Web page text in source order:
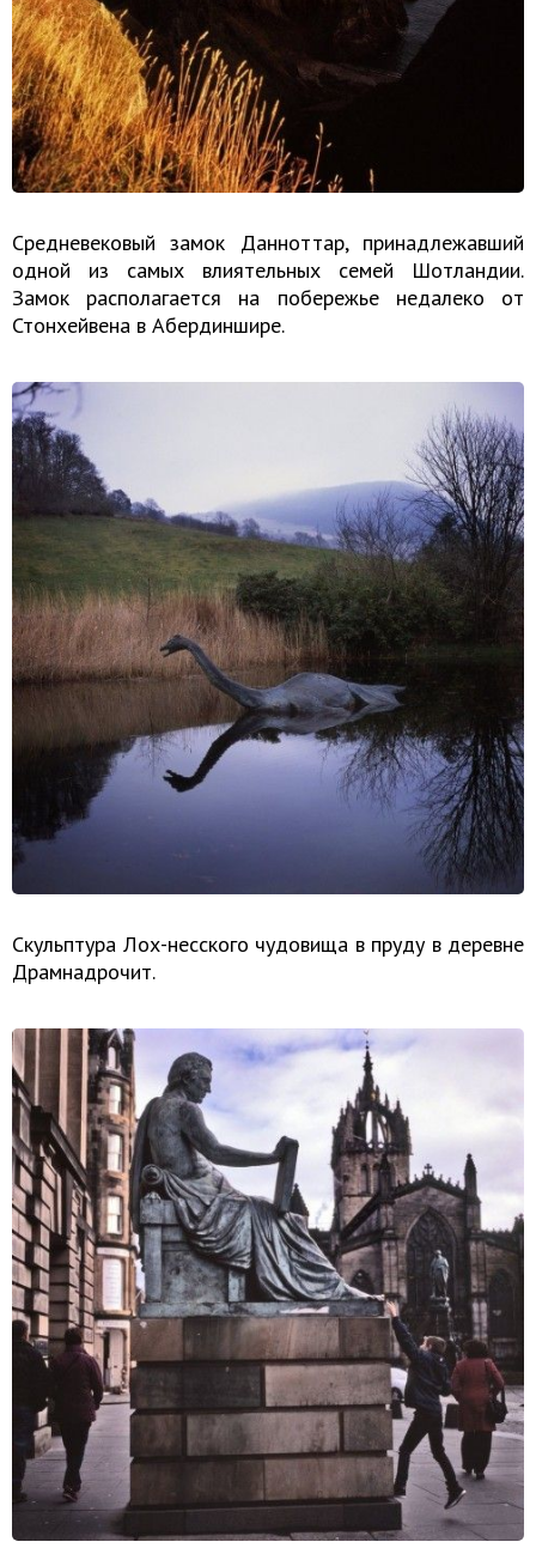
Средневековый замок Данноттар, принадлежавший
одной из самых влиятельных семей Шотландии.
Замок располагается на побережье недалеко от
Стонхейвена в Абердиншире.
Скульптура Лох-несского чудовища в пруду в деревне
Драмнадрочит.